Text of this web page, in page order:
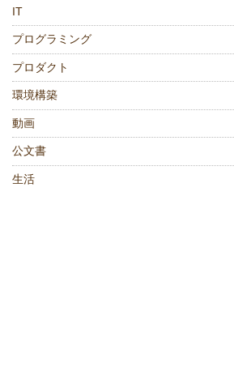
IT
プログラミング
プロダクト
環境構築
動画
公文書
生活